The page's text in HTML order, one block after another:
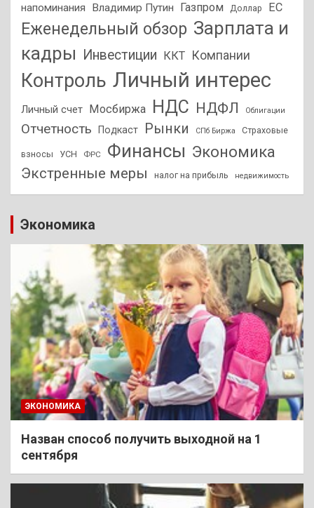
напоминания
Владимир Путин Газпром Доллар ЕС
Еженедельный обзор Зарплата и
кадры
Инвестиции ККТ Компании
Контроль Личный интерес
Личный счет Мосбиржа НДС НДФЛ Облигации
Отчетность Подкаст Рынки СПб Биржа Страховые
взносы УСН ФРС Финансы Экономика
Экстренные меры налог на прибыль недвижимость
Экономика
ЭКОНОМИКА
Назван способ получить выходной на 1
сентября